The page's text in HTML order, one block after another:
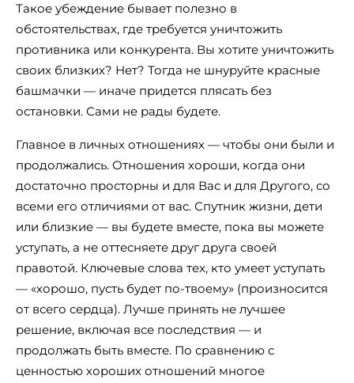
Такое убеждение бывает полезно в
обстоятельствах, где требуется уничтожить
противника или конкурента. Вы хотите уничтожить
своих близких? Нет? Тогда не шнуруйте красные
башмачки — иначе придется плясать без
остановки. Сами не рады будете.
Главное в личных отношениях — чтобы они были и
продолжались. Отношения хороши, когда они
достаточно просторны и для Вас и для Другого, со
всеми его отличиями от вас. Спутник жизни, дети
или близкие — вы будете вместе, пока вы можете
уступать, а не оттесняете друг друга своей
правотой. Ключевые слова тех, кто умеет уступать
— «хорошо, пусть будет по-твоему» (произносится
от всего сердца). Лучше принять не лучшее
решение, включая все последствия — и
продолжать быть вместе. По сравнению с
ценностью хороших отношений многое